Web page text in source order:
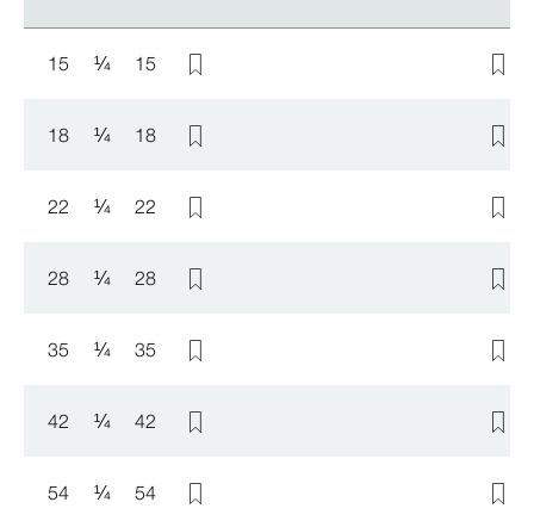
15 ¼ 15
18 ¼ 18
22 ¼ 22
28 ¼ 28
35 ¼ 35
42 ¼ 42
54 ¼ 54